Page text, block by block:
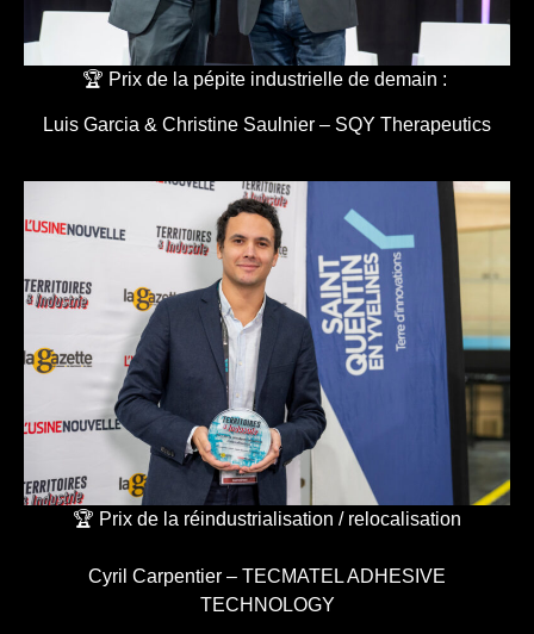
🏆 Prix de la pépite industrielle de demain :
Luis Garcia & Christine Saulnier – SQY Therapeutics
🏆 Prix de la réindustrialisation / relocalisation
Cyril Carpentier – TECMATEL ADHESIVE
TECHNOLOGY